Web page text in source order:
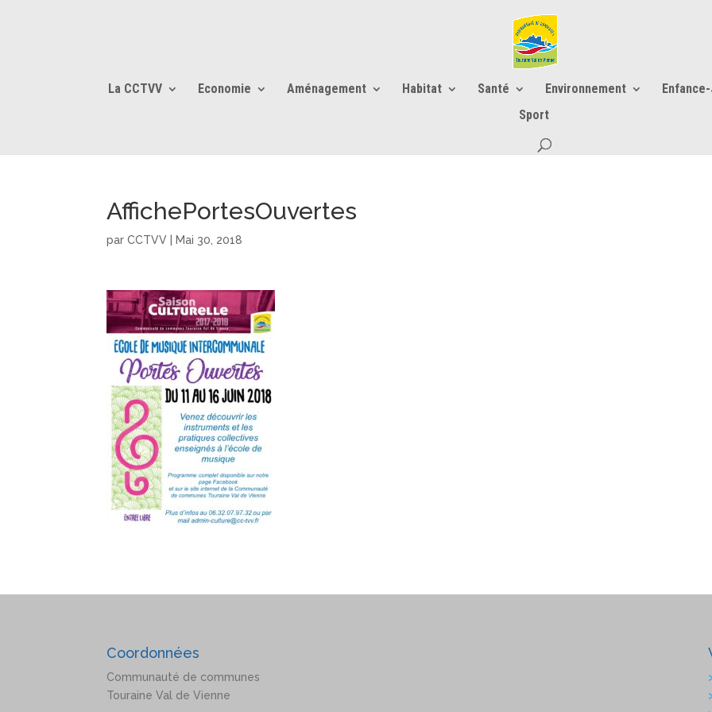
La CCTVV Economie Aménagement Habitat Santé Environnement
Sport
AffichePortesOuvertes
parCCTVV Mai 30, 2018
Coordonnées
Communauté de communes
Touraine Val de Vienne